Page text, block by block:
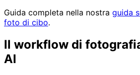
Guida completa nella nostra guida
foto di cibo.
Il workflow di
AI